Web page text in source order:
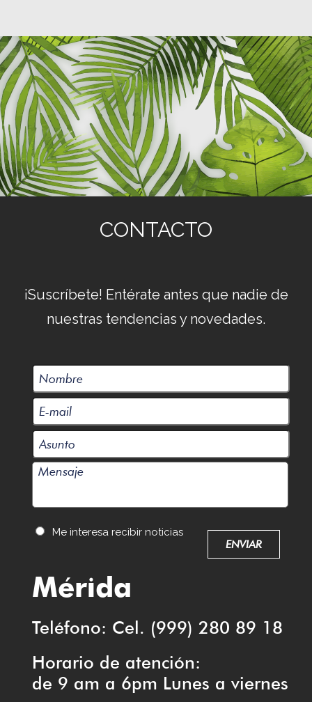
CONTACTO
¡Suscríbete! Entérate antes que nadie de
nuestras tendencias y novedades.
Me interesa recibir noticias
Mérida
Teléfono: Cel. (999) 280 89 18
Horario de atención:
de 9 am a 6pm Lunes a viernes